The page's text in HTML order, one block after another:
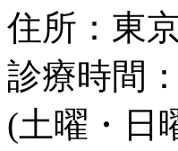
住所：東
診療時間
(土曜・日